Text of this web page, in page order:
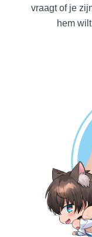
vraagt of je
hem